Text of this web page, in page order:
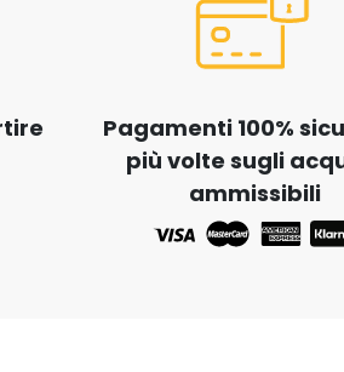
Pagamenti 100%
più volte sugli
ammissibili